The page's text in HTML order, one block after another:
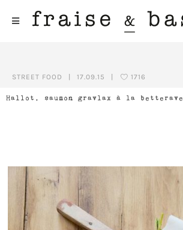
Hallot, saumon gravlax à la betterave
STREET FOOD 17.09.15 1716